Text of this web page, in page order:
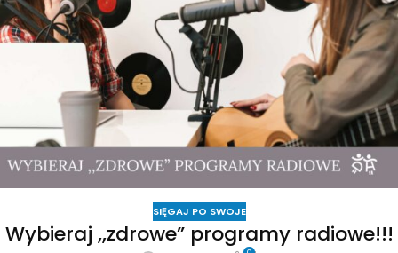
SIĘGAJ PO SWOJE
Wybieraj ,,zdrowe” programy radiowe!!!